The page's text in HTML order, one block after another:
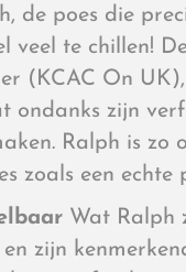
de poes die
veel te chillen!
(KCAC On
ondanks zijn
Ralph is
zoals een echte
Wat Ralph
zijn